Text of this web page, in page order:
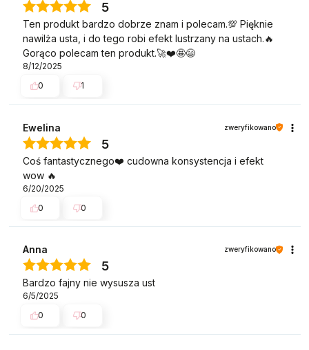
5
Ten produkt bardzo dobrze znam i polecam.💯 Pięknie
nawilża usta, i do tego robi efekt lustrzany na ustach.🔥
Gorąco polecam ten produkt.🚀❤️🤩😄
8/12/2025
0
1
Ewelina zweryfikowano
5
Coś fantastycznego❤️ cudowna konsystencja i efekt
wow 🔥
6/20/2025
0
0
Anna zweryfikowano
5
Bardzo fajny nie wysusza ust
6/5/2025
0
0